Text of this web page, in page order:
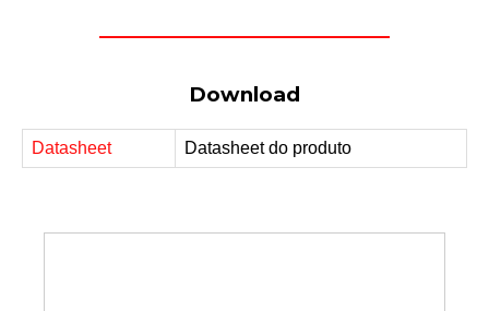
Download
Datasheet Datasheet do produto